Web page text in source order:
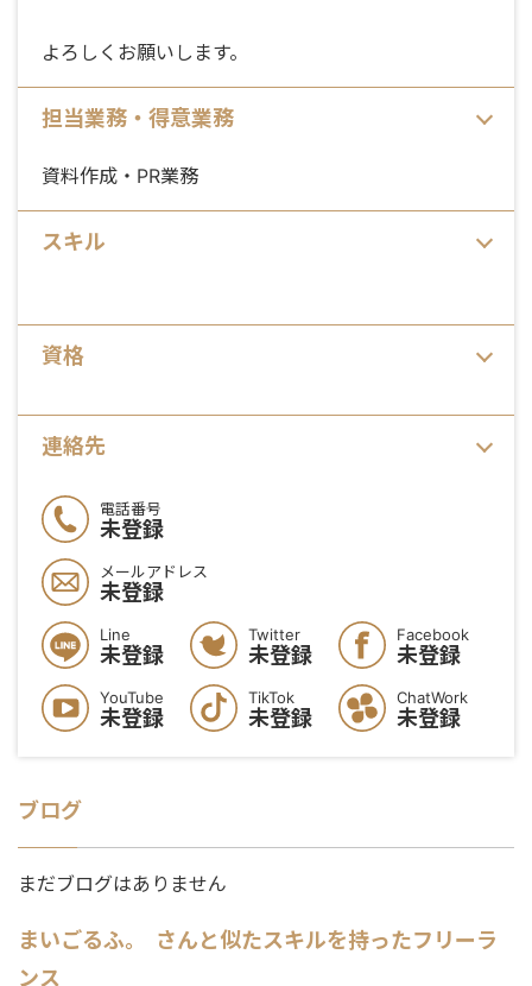
よろしくお願いします。
担当業務・得意業務
資料作成・PR業務
スキル
資格
連絡先
電話番号
未登録
メールアドレス
未登録
Line
未登録
Twitter
未登録
Facebook
未登録
YouTube
未登録
TikTok
未登録
ChatWork
未登録
ブログ
まだブログはありません
まいごるふ。 さんと似たスキルを持ったフリーラ
ンス